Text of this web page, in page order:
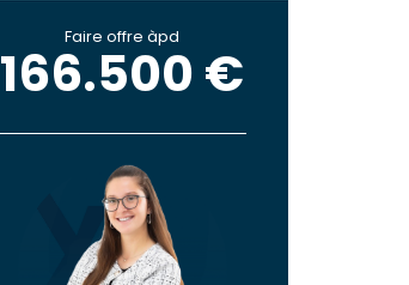
Faire offre àpd
166.500 €